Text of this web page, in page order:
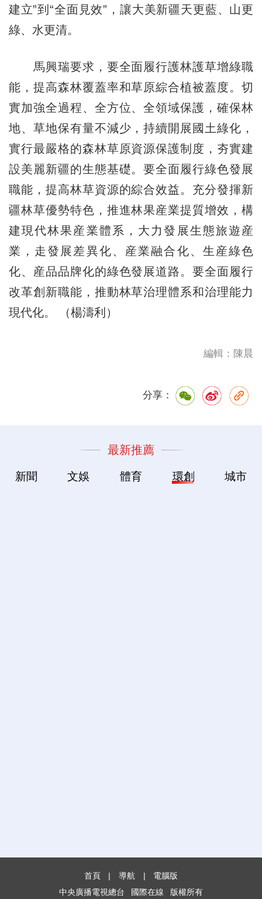
建立”到“全面見效”，讓大美新疆天更藍、山更
綠、水更清。
馬興瑞要求，要全面履行護林護草增綠職
能，提高森林覆蓋率和草原綜合植被蓋度。切
實加強全過程、全方位、全領域保護，確保林
地、草地保有量不減少，持續開展國土綠化，
實行最嚴格的森林草原資源保護制度，夯實建
設美麗新疆的生態基礎。要全面履行綠色發展
職能，提高林草資源的綜合效益。充分發揮新
疆林草優勢特色，推進林果産業提質增效，構
建現代林果産業體系，大力發展生態旅遊産
業，走發展差異化、産業融合化、生産綠色
化、産品品牌化的綠色發展道路。要全面履行
改革創新職能，推動林草治理體系和治理能力
現代化。 （楊濤利）
編輯：陳晨
分享：
最新推薦
新聞 文娛 體育 環創 城市
首頁 | 導航 |
電腦版
中央廣播電視總台
國際在線 版權所有